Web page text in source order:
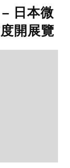
日本微
開展覽